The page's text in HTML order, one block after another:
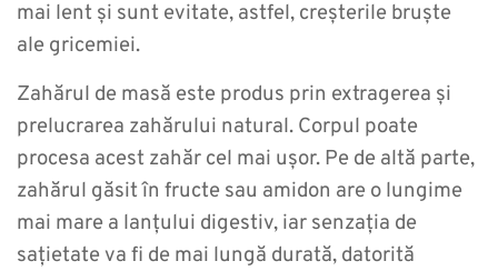
mai lent și sunt evitate, astfel, creșterile bruște
ale gricemiei.
Zahărul de masă este produs prin extragerea și
prelucrarea zahărului natural. Corpul poate
procesa acest zahăr cel mai ușor. Pe de altă parte,
zahărul găsit în fructe sau amidon are o lungime
mai mare a lanțului digestiv, iar senzația de
sațietate va fi de mai lungă durată, datorită